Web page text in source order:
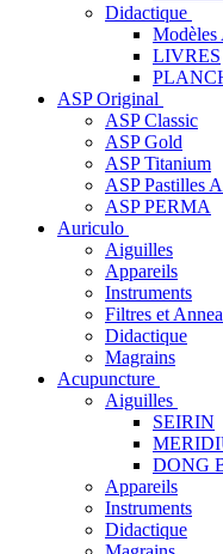
Didactique
LIVRES
ASP Original
ASP Classic
ASP Gold
ASP Titanium
ASP Pastilles
ASP PERMA
Auriculo
Aiguilles
Appareils
Instruments
Filtres et
Didactique
Magrains
Acupuncture
Aiguilles
SEIRIN
DONG
Appareils
Instruments
Didactique